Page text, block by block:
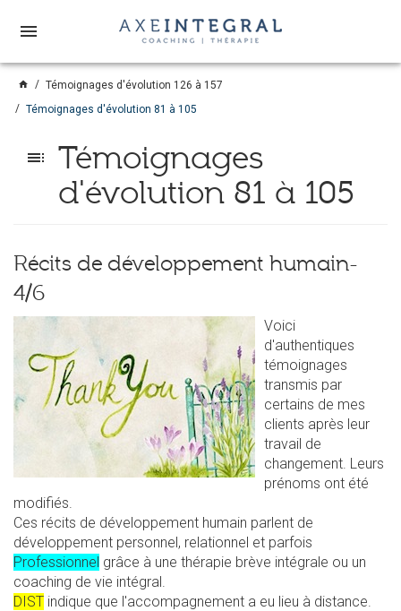
menu
home
Témoignages d'évolution 126 à 157
Témoignages d'évolution 81 à 105
toc
Témoignages
d'évolution 81 à 105
Récits de développement humain-
4/6
Voici
d'authentiques
témoignages
transmis par
certains de mes
clients après leur
travail de
changement. Leurs
prénoms ont été
modifiés.
Ces récits de développement humain parlent de
développement personnel, relationnel et parfois
Professionnel grâce à une thérapie brève intégrale ou un
coaching de vie intégral.
DIST indique que l'accompagnement a eu lieu à distance.